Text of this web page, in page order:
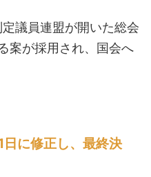
議員連盟が開いた総会
案が採用され、国会へ
に修正し、最終決